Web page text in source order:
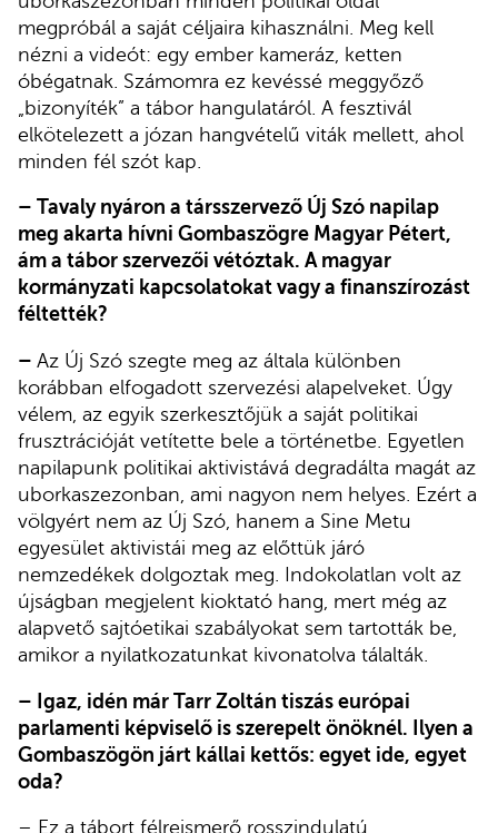
megpróbál a saját céljaira kihasználni. Meg kell
nézni a videót: egy ember kameráz, ketten
óbégatnak. Számomra ez kevéssé meggyőző
„bizonyíték” a tábor hangulatáról. A fesztivál
elkötelezett a józan hangvételű viták mellett, ahol
minden fél szót kap.
– Tavaly nyáron a társszervező Új Szó napilap
meg akarta hívni Gombaszögre Magyar Pétert,
ám a tábor szervezői vétóztak. A magyar
kormányzati kapcsolatokat vagy a finanszírozást
féltették?
– Az Új Szó szegte meg az általa különben
korábban elfogadott szervezési alapelveket. Úgy
vélem, az egyik szerkesztőjük a saját politikai
frusztrációját vetítette bele a történetbe. Egyetlen
napilapunk politikai aktivistává degradálta magát az
uborkaszezonban, ami nagyon nem helyes. Ezért a
völgyért nem az Új Szó, hanem a Sine Metu
egyesület aktivistái meg az előttük járó
nemzedékek dolgoztak meg. Indokolatlan volt az
újságban megjelent kioktató hang, mert még az
alapvető sajtóetikai szabályokat sem tartották be,
amikor a nyilatkozatunkat kivonatolva tálalták.
– Igaz, idén már Tarr Zoltán tiszás európai
parlamenti képviselő is szerepelt önöknél. Ilyen a
Gombaszögön járt kállai kettős: egyet ide, egyet
oda?
– Ez a tábort félreismerő rosszindulatú